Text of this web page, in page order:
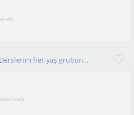
Celal Bayar Üniversitesi psikoloji mezunuyum. Derslerim her yaş grubuna göre ayarlanacak olup uygun destek sağlanacaktır.